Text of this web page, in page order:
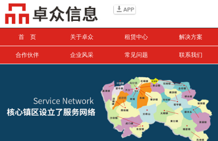
首 页 关于卓众 租赁中心 解决方案
合作伙伴 企业风采 常见问题 联系我们
搜索